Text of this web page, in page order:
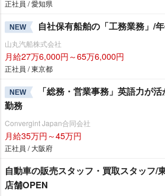
正社員 / 愛知県
NEW 自社保有船舶の「工務業務」/
山丸汽船株式会社
月給27万6,000円～65万6,000円
正社員 / 東京都
NEW
「総務・営業事務」英語力が
勤務
Convergint Japan合同会社
月給35万円～45万円
正社員 / 大阪府
自動車の販売スタッフ・買取スタッフ/
店舗OPEN